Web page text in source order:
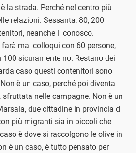
la strada. Perché nel centro più
relazioni. Sessanta, 80, 200
neanche li conosco.
farà mai colloqui con 60 persone,
sicuramente no. Restano dei
caso questi contenitori sono
è un caso, perché poi diventa
nelle campagne. Non è un
due cittadine in provincia di
più migranti sia in piccoli che
è dove si raccolgono le olive in
è un caso, è tutto pensato per